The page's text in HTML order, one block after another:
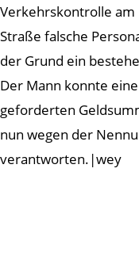
Verkehrskontrolle
Straße falsche
der Grund ein
Der Mann konnte
geforderten
nun wegen der
verantworten.|wey